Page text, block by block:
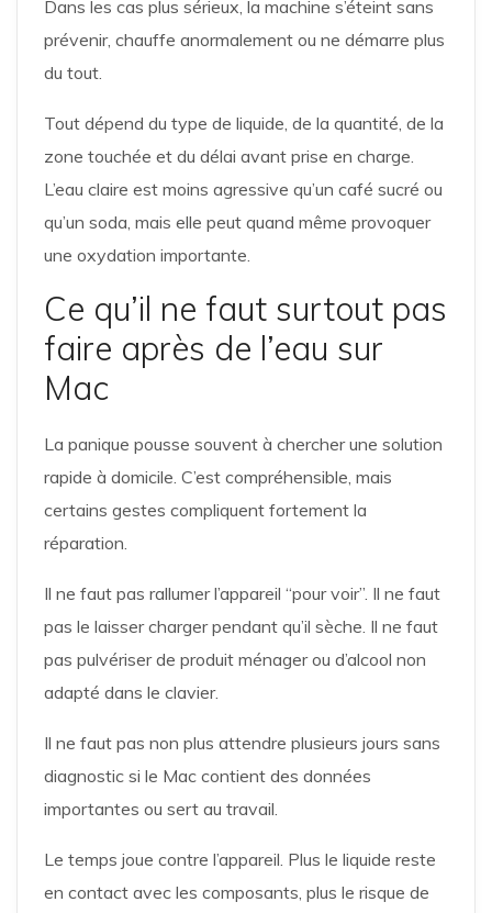
Dans les cas plus sérieux, la machine s’éteint sans
prévenir, chauffe anormalement ou ne démarre plus
du tout.
Tout dépend du type de liquide, de la quantité, de la
zone touchée et du délai avant prise en charge.
L’eau claire est moins agressive qu’un café sucré ou
qu’un soda, mais elle peut quand même provoquer
une oxydation importante.
Ce qu’il ne faut surtout pas
faire après de l’eau sur
Mac
La panique pousse souvent à chercher une solution
rapide à domicile. C’est compréhensible, mais
certains gestes compliquent fortement la
réparation.
Il ne faut pas rallumer l’appareil “pour voir”. Il ne faut
pas le laisser charger pendant qu’il sèche. Il ne faut
pas pulvériser de produit ménager ou d’alcool non
adapté dans le clavier.
Il ne faut pas non plus attendre plusieurs jours sans
diagnostic si le Mac contient des données
importantes ou sert au travail.
Le temps joue contre l’appareil. Plus le liquide reste
en contact avec les composants, plus le risque de